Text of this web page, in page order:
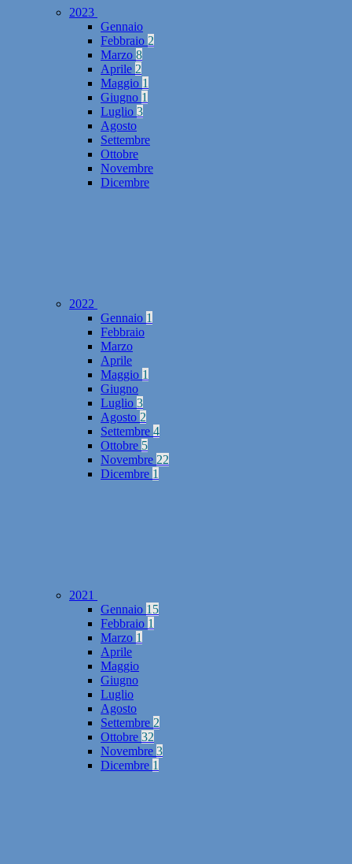
2023
Gennaio
Febbraio 2
Marzo 8
Aprile 2
Maggio 1
Giugno 1
Luglio 3
Agosto
Settembre
Ottobre
Novembre
Dicembre
2022
Gennaio 1
Febbraio
Marzo
Aprile
Maggio 1
Giugno
Luglio 3
Agosto 2
Settembre 4
Ottobre 5
Novembre 22
Dicembre 1
2021
Gennaio 15
Febbraio 1
Marzo 1
Aprile
Maggio
Giugno
Luglio
Agosto
Settembre 2
Ottobre 32
Novembre 3
Dicembre 1